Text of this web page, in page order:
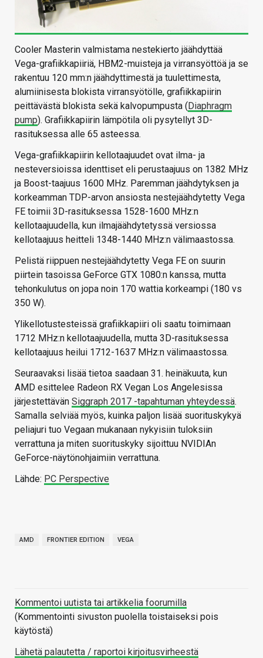
Cooler Masterin valmistama nestekierto jäähdyttää
Vega-grafiikkapiiriä, HBM2-muisteja ja virransyöttöä ja se
rakentuu 120 mm:n jäähdyttimestä ja tuulettimesta,
alumiinisesta blokista virransyötölle, grafiikkapiirin
peittävästä blokista sekä kalvopumpusta (Diaphragm
pump). Grafiikkapiirin lämpötila oli pysytellyt 3D-
rasituksessa alle 65 asteessa.
Vega-grafiikkapiirin kellotaajuudet ovat ilma- ja
nesteversioissa identtiset eli perustaajuus on 1382 MHz
ja Boost-taajuus 1600 MHz. Paremman jäähdytyksen ja
korkeamman TDP-arvon ansiosta nestejäähdytetty Vega
FE toimii 3D-rasituksessa 1528-1600 MHz:n
kellotaajuudella, kun ilmajäähdytetyssä versiossa
kellotaajuus heitteli 1348-1440 MHz:n välimaastossa.
Pelistä riippuen nestejäähdytetty Vega FE on suurin
piirtein tasoissa GeForce GTX 1080:n kanssa, mutta
tehonkulutus on jopa noin 170 wattia korkeampi (180 vs
350 W).
Ylikellotustesteissä grafiikkapiiri oli saatu toimimaan
1712 MHz:n kellotaajuudella, mutta 3D-rasituksessa
kellotaajuus heilui 1712-1637 MHz:n välimaastossa.
Seuraavaksi lisää tietoa saadaan 31. heinäkuuta, kun
AMD esittelee Radeon RX Vegan Los Angelesissa
järjestettävän Siggraph 2017 -tapahtuman yhteydessä.
Samalla selviää myös, kuinka paljon lisää suorituskykyä
peliajuri tuo Vegaan mukanaan nykyisiin tuloksiin
verrattuna ja miten suorituskyky sijoittuu NVIDIAn
GeForce-näytönohjaimiin verrattuna.
Lähde: PC Perspective
AMD FRONTIER EDITION VEGA
Kommentoi uutista tai artikkelia foorumilla
(Kommentointi sivuston puolella toistaiseksi pois
käytöstä)
Lähetä palautetta / raportoi kirjoitusvirheestä